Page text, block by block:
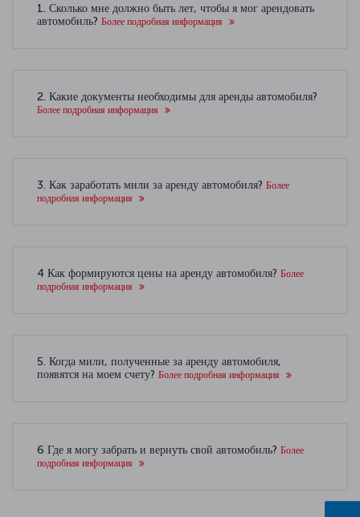
1. Сколько мне должно быть лет, чтобы я мог арендовать
автомобиль? Более подробная информация
2. Какие документы необходимы для аренды автомобиля?
Более подробная информация
3. Как заработать мили за аренду автомобиля? Более
подробная информация
4 Как формируются цены на аренду автомобиля? Более
подробная информация
5. Когда мили, полученные за аренду автомобиля,
появятся на моем счету? Более подробная информация
6 Где я могу забрать и вернуть свой автомобиль? Более
подробная информация